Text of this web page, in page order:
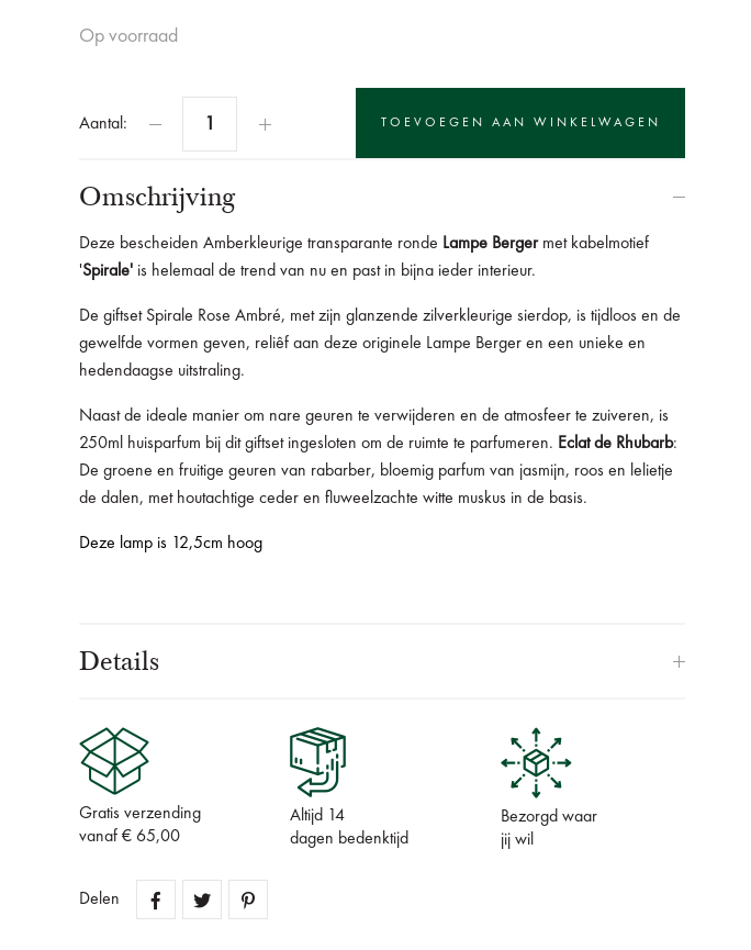
Op voorraad
Aantal:
Omschrijving
Deze bescheiden Amberkleurige transparante ronde Lampe Bergermet kabelmotief
'Spirale' is helemaal de trend van nu en past in bijna ieder interieur.
De giftset Spirale Rose Ambré, met zijn glanzende zilverkleurige sierdop, is tijdloos en de
gewelfde vormen geven, reliêf aan deze originele Lampe Berger en een unieke en
hedendaagse uitstraling.
Naast de ideale manier om nare geuren te verwijderen en de atmosfeer te zuiveren, is
250ml huisparfum bij dit giftset ingesloten om de ruimte te parfumeren. Eclat de Rhubarb:
De groene en fruitige geuren van rabarber, bloemig parfum van jasmijn, roos en lelietje
de dalen, met houtachtige ceder en fluweelzachte witte muskus in de basis.
Deze lamp is 12,5cm hoog
Details
Gratis verzending
vanaf € 65,00
Altijd 14
dagen bedenktijd
Bezorgd waar
jij wil
Delen